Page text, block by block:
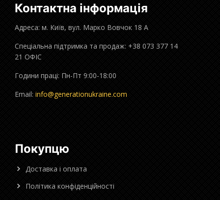
Контактна інформація
Адреса: м. Київ, вул. Марко Вовчок 18 А
Спеціальна підтримка та продаж: +38 073 377 14
21 ОФІС
Години праці: Пн-Пт 9:00-18:00
Email: info@generationukraine.com
Покупцю
Доставка і оплата
Політика конфіденційності